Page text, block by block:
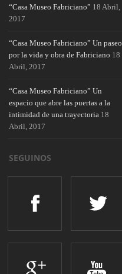
“Casa Museo Fabriciano” 18 Abril,
2017
“Casa Museo Fabriciano” Un paseo
por la vida y obra de Fabriciano 18
Abril, 2017
“Casa Museo Fabriciano” Un
espacio que abre las puertas a la
intimidad de una trayectoria 18
Abril, 2017
SEGUINOS